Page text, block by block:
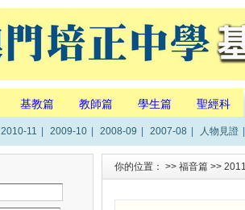
基教篇 教師篇 學生篇 聖經科
2010-11 2009-10 2008-09 2007-08 人物見證
你的位置： >> 福音篇 >>